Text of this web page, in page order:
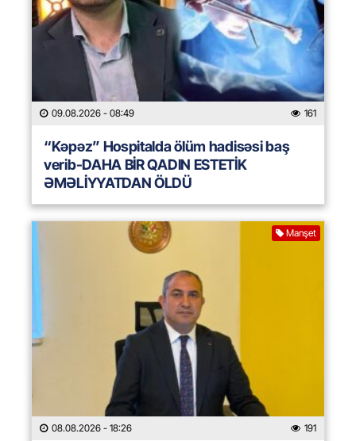
09.08.2026 - 08:49 161
“Kəpəz” Hospitalda ölüm hadisəsi baş
verib-DAHA BİR QADIN ESTETİK
ƏMƏLİYYATDAN ÖLDÜ
Manşet
08.08.2026 - 18:26 191